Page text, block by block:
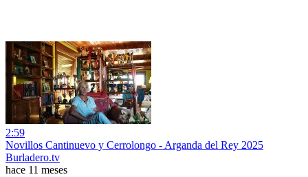
2:59
Novillos Cantinuevo y Cerrolongo - Arganda del Rey 2025
Burladero.tv
hace 11 meses